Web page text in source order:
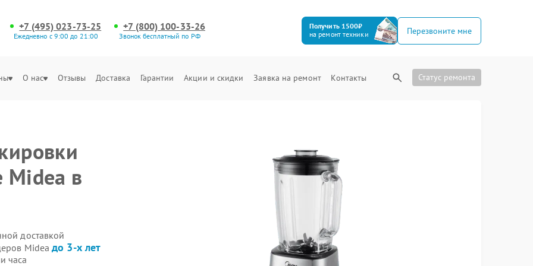
+7 (495) 023-73-25
Ежедневно с 9:00 до 21:00
+7 (800) 100-33-26
Звонок бесплатный по РФ
Получить 1500₽
на ремонт техники
Перезвоните мне
О нас Отзывы Доставка Гарантии Акции и скидки Заявка на ремонт Контакты Статус ремонта
Midea в
доставкой
Mideaдо 3-х лет
часа